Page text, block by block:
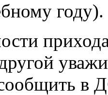
году).
в